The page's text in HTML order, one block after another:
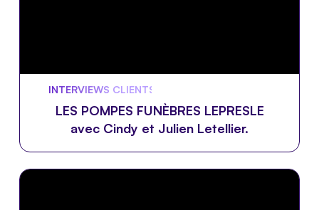
INTERVIEWS CLIENTS 🎙️
LES POMPES FUNÈBRES LEPRESLE
avec Cindy et Julien Letellier.